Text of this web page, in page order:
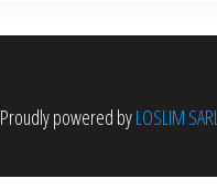
Proudly powered byLOSLIM SARL